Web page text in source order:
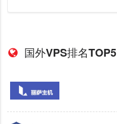
国外VPS排名TOP5